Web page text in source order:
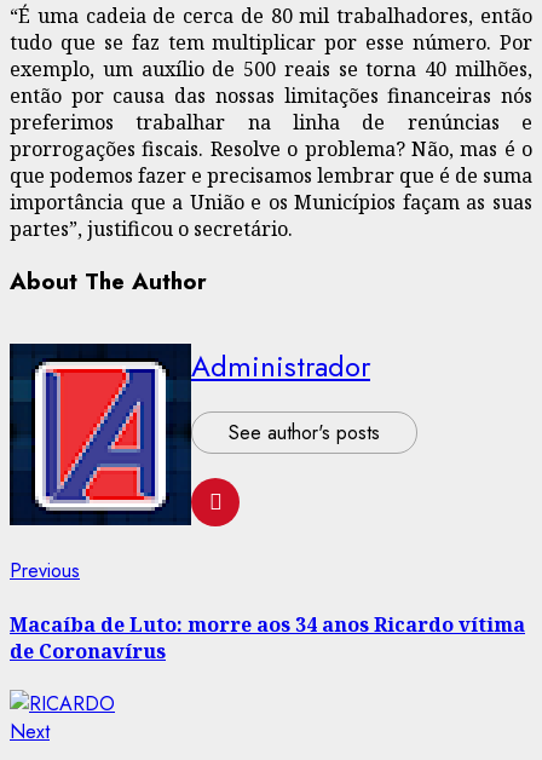
“É uma cadeia de cerca de 80 mil trabalhadores, então
tudo que se faz tem multiplicar por esse número. Por
exemplo, um auxílio de 500 reais se torna 40 milhões,
então por causa das nossas limitações financeiras nós
preferimos trabalhar na linha de renúncias e
prorrogações fiscais. Resolve o problema? Não, mas é o
que podemos fazer e precisamos lembrar que é de suma
importância que a União e os Municípios façam as suas
partes”, justificou o secretário.
About The Author
Administrador
See author's posts
Post
navigation
Previous
Macaíba de Luto: morre aos 34 anos Ricardo vítima
de Coronavírus
NextNext